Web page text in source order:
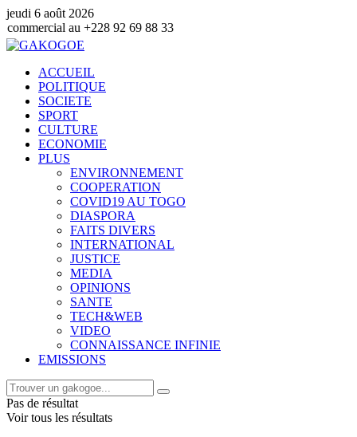
jeudi 6 août 2026
+228 92 69 88 33
ACCUEIL
POLITIQUE
SOCIETE
SPORT
CULTURE
ECONOMIE
PLUS
ENVIRONNEMENT
COOPERATION
COVID19 AU TOGO
DIASPORA
FAITS DIVERS
INTERNATIONAL
JUSTICE
MEDIA
OPINIONS
SANTE
TECH&WEB
VIDEO
CONNAISSANCE INFINIE
EMISSIONS
Pas de résultat
Voir tous les résultats